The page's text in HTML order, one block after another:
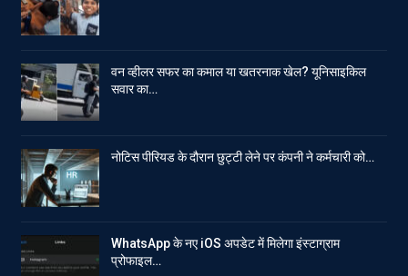
वन व्हीलर सफर का कमाल या खतरनाक खेल? यूनिसाइकिल
सवार का…
नोटिस पीरियड के दौरान छुट्टी लेने पर कंपनी ने कर्मचारी को…
WhatsApp के नए iOS अपडेट में मिलेगा इंस्टाग्राम
प्रोफाइल…